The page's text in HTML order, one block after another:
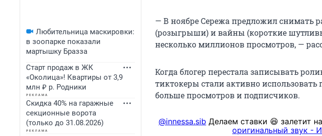
Любительница маскировки:
в зоопарке показали
мартышку Бразза
Старт продаж в ЖК
«Околица»! Квартиры от 3,9
млн ₽ р. Родники
Скидка 40% на гаражные
секционные ворота
(только до 31.08.2026)
— В ноябре Сережа предложил снимать
(розыгрыши) и вайны (короткие
несколько миллионов просмотров, —
Когда блогер перестала записывать
тиктокеры стали активно
больше просмотров и подписчиков.
@innessa.sib Делаем ставки 😆 залетит
оригинальный звук -